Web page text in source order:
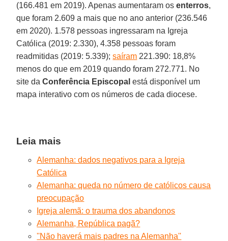
(166.481 em 2019). Apenas aumentaram osenterros,
que foram 2.609 a mais que no ano anterior (236.546
em 2020). 1.578 pessoas ingressaram na Igreja
Católica (2019: 2.330), 4.358 pessoas foram
readmitidas (2019: 5.339);saíram 221.390: 18,8%
menos do que em 2019 quando foram 272.771. No
site daConferência Episcopal está disponível um
mapa interativo com os números de cada diocese.
Leia mais
Alemanha: dados negativos para a Igreja
Católica
Alemanha: queda no número de católicos causa
preocupação
Igreja alemã: o trauma dos abandonos
Alemanha, República pagã?
''Não haverá mais padres na Alemanha''